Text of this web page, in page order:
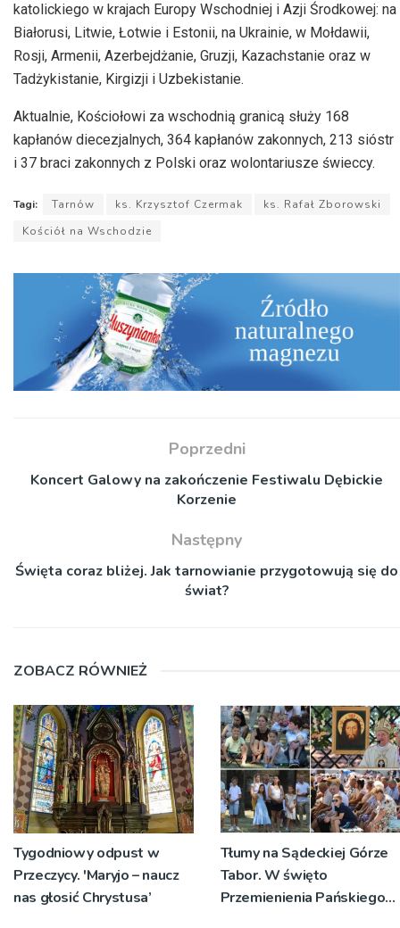
katolickiego w krajach Europy Wschodniej i Azji Środkowej: na
Białorusi, Litwie, Łotwie i Estonii, na Ukrainie, w Mołdawii,
Rosji, Armenii, Azerbejdżanie, Gruzji, Kazachstanie oraz w
Tadżykistanie, Kirgizji i Uzbekistanie.
Aktualnie, Kościołowi za wschodnią granicą służy 168
kapłanów diecezjalnych, 364 kapłanów zakonnych, 213 sióstr
i 37 braci zakonnych z Polski oraz wolontariusze świeccy.
Tagi: Tarnów ks. Krzysztof Czermak
ks. Rafał Zborowski
Kościół na Wschodzie
Poprzedni
Koncert Galowy na zakończenie Festiwalu Dębickie
Korzenie
Następny
Święta coraz bliżej. Jak tarnowianie przygotowują się do
świat?
ZOBACZ RÓWNIEŻ
Tygodniowy odpust w
Przeczycy. 'Maryjo – naucz
nas głosić Chrystusa’
Tłumy na Sądeckiej Górze
Tabor. W święto
Przemienienia Pańskiego